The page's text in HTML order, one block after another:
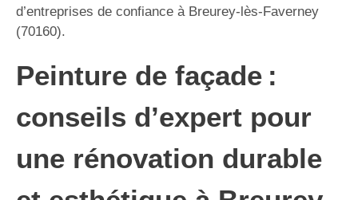
d’entreprises de confiance à Breurey-lès-Faverney
(70160).
Peinture de façade :
conseils d’expert pour
une rénovation durable